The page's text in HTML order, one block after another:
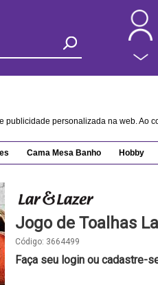
personalizada na web. Ao
Cama Mesa Banho Hobby
Jogo de Toalhas
Código: 3664499
Faça seu login ou cadastre-